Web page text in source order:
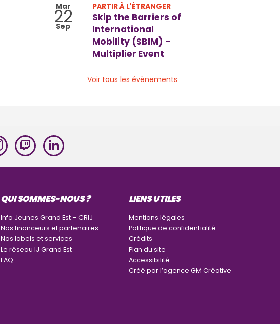
Mar
22
Sep
PARTIR À L'ÉTRANGER
Skip the Barriers of
International
Mobility (SBIM) -
Multiplier Event
Voir tous les évènements
QUI SOMMES-NOUS ?
Info Jeunes Grand Est – CRIJ
Nos financeurs et partenaires
Nos labels et services
Le réseau IJ Grand Est
FAQ
LIENS UTILES
Mentions légales
Politique de confidentialité
Crédits
Plan du site
Accessibilité
Créé par l’agence GM Créative